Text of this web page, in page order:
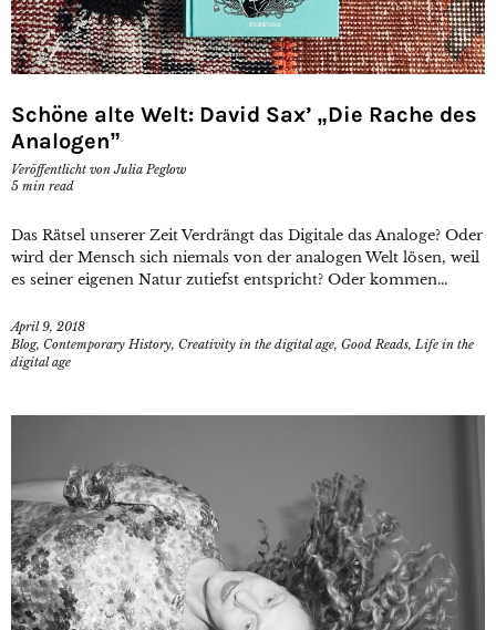
Schöne alte Welt: David Sax’ „Die Rache des
Analogen”
Veröffentlicht vonJulia Peglow
5 min read
Das Rätsel unserer Zeit Verdrängt das Digitale das Analoge? Oder
wird der Mensch sich niemals von der analogen Welt lösen, weil
es seiner eigenen Natur zutiefst entspricht? Oder kommen...
April 9, 2018
Blog, Contemporary History, Creativity in the digital age, Good Reads, Life in the
digital age